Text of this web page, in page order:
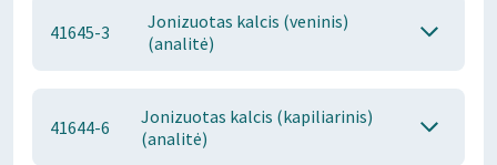
41645-3
Jonizuotas kalcis (veninis)
(analitė)
41644-6
Jonizuotas kalcis (kapiliarinis)
(analitė)